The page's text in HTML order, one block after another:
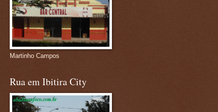
Martinho Campos
Rua em Ibitira City